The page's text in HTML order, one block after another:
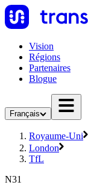
Vision
Régions
Partenaires
Blogue
Français
Royaume-Uni
London
TfL
N31